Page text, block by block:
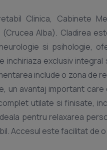
Clinica, Cabinete
Alba). Cladirea
si psihologie,
inchiriaza exclusiv integral
include o zona de
un avantaj important care
utilate si finisate,
pentru relaxarea
Accesul este facilitat de o